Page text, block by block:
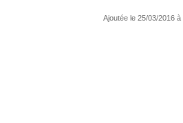
Ajoutée le 25/03/2016